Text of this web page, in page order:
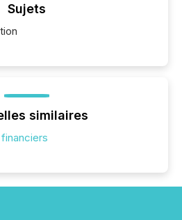
Sujets
similaires